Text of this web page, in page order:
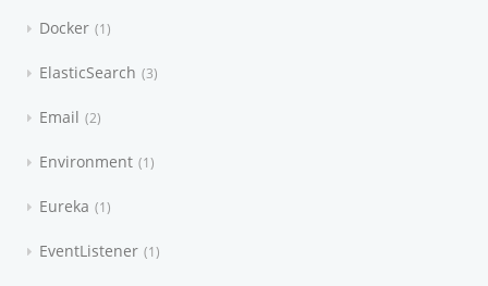
Docker 1
ElasticSearch 3
Email 2
Environment 1
Eureka 1
EventListener 1